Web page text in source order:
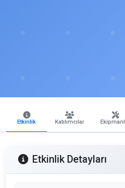
Etkinlik Katılımcılar
Etkinlik Detayları